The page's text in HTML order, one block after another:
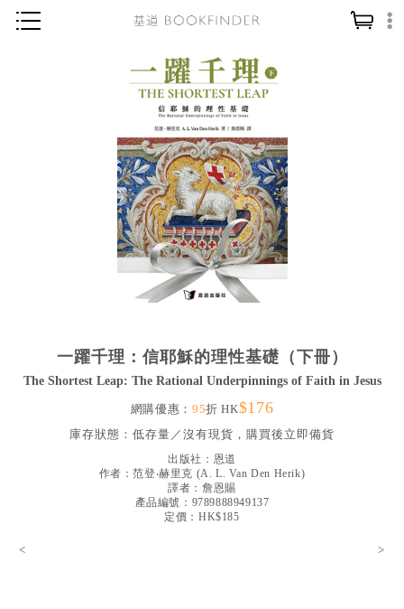
神學／教義
讀經／研經
信仰入門
教會歷史
靈修／禱告
信徒生活
社會／倫理
哲學／宗教比較
一躍千理：信耶穌的理性基礎（下冊）
The Shortest Leap: The Rational Underpinnings of Faith in Jesus
網購優惠： 95折 HK$176
庫存狀態： 低存量／沒有現貨，購買後立即備貨
出版社： 恩道
作者：范登‧赫里克 (A. L. Van Den Herik)
譯者： 詹恩賜
產品編號：9789888949137
定價：HK$185
< >